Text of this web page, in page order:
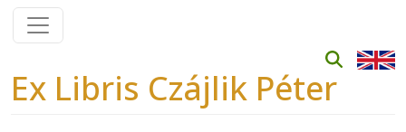
Ex Libris Czájlik Péter